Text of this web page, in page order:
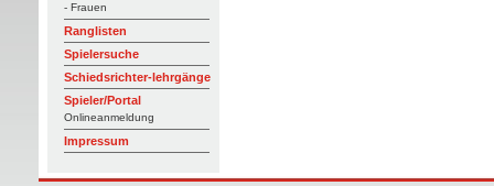
- Frauen
Ranglisten
Spielersuche
Schiedsrichter-lehrgänge
Spieler/Portal
Onlineanmeldung
Impressum